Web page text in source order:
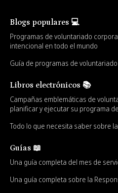
Blogs populares 💻
Programas de voluntariado
intencional en todo el mundo
Guía de programas de
Libros electrónicos 📚
Campañas emblemáticas de
planificar y ejecutar su programa
Todo lo que necesita saber sobre
Guías 📖
Una guía completa del mes de
Una guía completa sobre la